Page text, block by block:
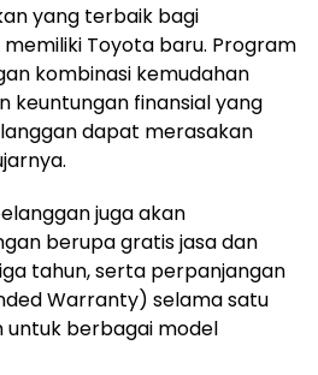
yang terbaik bagi
Toyota baru. Program
kombinasi kemudahan
keuntungan finansial yang
dapat merasakan
juga akan
berupa gratis jasa dan
tahun, serta perpanjangan
Warranty) selama satu
untuk berbagai model